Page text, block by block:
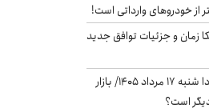
محمدرضا نادری
گیسور
از خودروهای وارداتی است!
زمان و جزئیات توافق جدید
پیش‌بینی بورس فردا شنبه ۱۷ مرداد ۱۴۰۵/ بازار
است؟